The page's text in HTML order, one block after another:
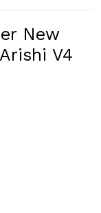
New
V4